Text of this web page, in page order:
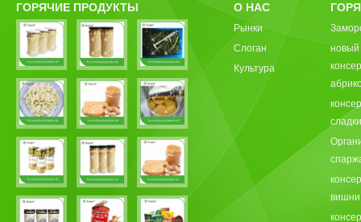
ГОРЯЧИЕ ПРОДУКТЫ О НАС
Рынки
Слоган
Культура
новый
вишни